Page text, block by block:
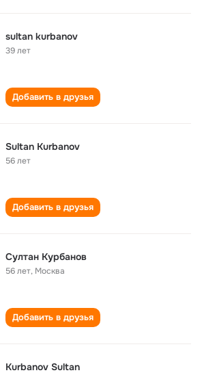
sultan kurbanov
39 лет
Добавить в друзья
Sultan Kurbanov
56 лет
Добавить в друзья
Султан Курбанов
56 лет, Москва
Добавить в друзья
Kurbanov Sultan